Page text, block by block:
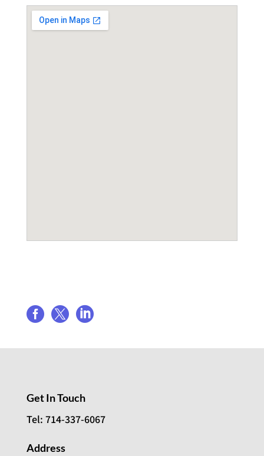
  
Get In Touch
Tel: 714-337-6067
Address